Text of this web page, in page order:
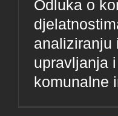
Odluka o
analiziranju
upravljanja
komunalne